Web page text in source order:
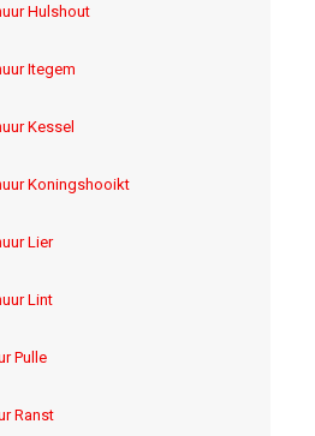
Hulshout
Itegem
Kessel
Koningshooikt
Lier
Lint
Pulle
Ranst